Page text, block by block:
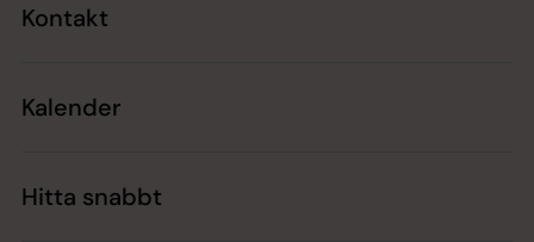
Kontakt
Kalender
Hitta snabbt